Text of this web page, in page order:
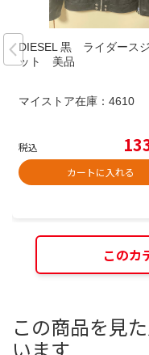
DIESEL 黒 ライダース
ット 美品
マイストア在庫： 4610
税込
カートに入れる
このカ
この商品を見
います